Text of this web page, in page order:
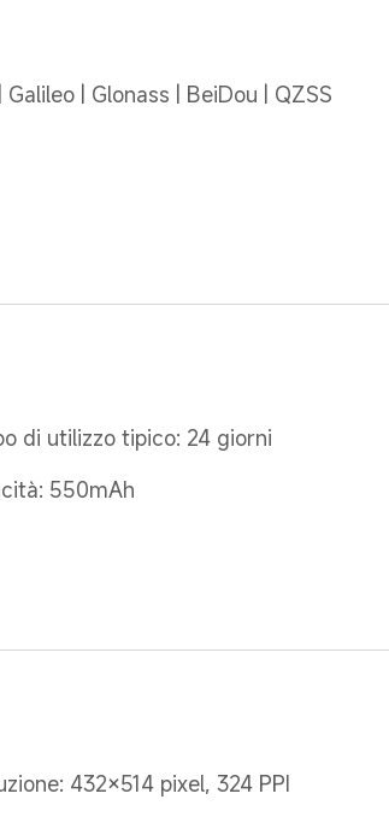
Galileo | Glonass | BeiDou | QZSS
di utilizzo tipico: 24 giorni
550mAh
432×514 pixel, 324 PPI